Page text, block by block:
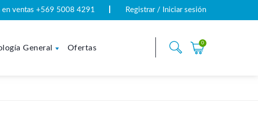
en ventas +569 5008 4291 Registrar / Iniciar sesión
General Ofertas
0